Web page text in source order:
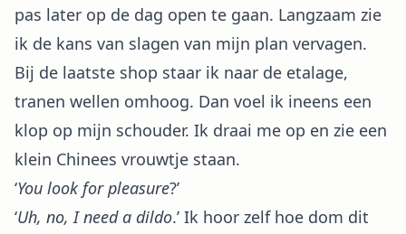
pas later op de dag open te gaan. Langzaam zie
ik de kans van slagen van mijn plan vervagen.
Bij de laatste shop staar ik naar de etalage,
tranen wellen omhoog. Dan voel ik ineens een
klop op mijn schouder. Ik draai me op en zie een
klein Chinees vrouwtje staan.
‘You look for pleasure?’
‘Uh, no, I need a dildo.’ Ik hoor zelf hoe dom dit